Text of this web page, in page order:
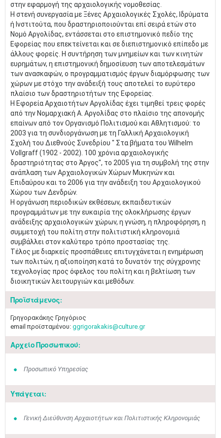
στην εφαρμογή της αρχαιολογικής νομοθεσίας.
Η στενή συνεργασία με Ξένες Αρχαιολογικές Σχολές, Ιδρύματα
ή Ινστιτούτα, που δραστηριοποιούνται επί σειρά ετών στο
Νομό Αργολίδας, εντάσσεται στο επιστημονικό πεδίο της
Εφορείας που επεκτείνεται και σε διεπιστημονικό επίπεδο με
άλλους φορείς. Η συντήρηση των μνημείων και των κινητών
ευρημάτων, η επιστημονική δημοσίευση των αποτελεσμάτων
των ανασκαφών, ο προγραμματισμός έργων διαμόρφωσης των
χώρων με στόχο την ανάδειξή τους αποτελεί το ευρύτερο
πλαίσιο των δραστηριοτήτων της Εφορείας.
Η Εφορεία Αρχαιοτήτων Αργολίδας έχει τιμηθεί τρεις φορές
από την Νομαρχιακή Α. Αργολίδας στο πλαίσιο της απονομής
επαίνων από τον Οργανισμό Πολιτισμού και Αθλητισμού: το
2003 για τη συνδιοργάνωση με τη Γαλλική Αρχαιολογική
Σχολή του Διεθνούς Συνεδρίου " Στα βήματα του Wilhelm
Vollgraff (1902 - 2002). 100 χρόνια αρχαιολογικής
δραστηριότητας στο Άργος", το 2005 για τη συμβολή της στην
ανάπλαση των Αρχαιολογικών Χώρων Μυκηνών και
Επιδαύρου και το 2006 για την ανάδειξη του Αρχαιολογικού
Χώρου των Δενδρών.
Η οργάνωση περιοδικών εκθέσεων, εκπαιδευτικών
προγραμμάτων με την ευκαιρία της ολοκλήρωσης έργων
ανάδειξης αρχαιολογικών χώρων, η γνώση, η πληροφόρηση, η
συμμετοχή του πολίτη στην πολιτιστική κληρονομιά
συμβάλλει στον καλύτερο τρόπο προστασίας της.
Τέλος με διαρκείς προσπάθειες επιτυγχάνεται η ενημέρωση
των πολιτών, η αξιοποίηση κατά το δυνατόν της σύγχρονης
τεχνολογίας προς όφελος του πολίτη και η βελτίωση των
διοικητικών λειτουργιών και μεθόδων.
Προϊστάμενος:
Γρηγορακάκης Γρηγόριος
email προϊσταμένου: ggrigorakakis@culture.gr
Αρχείο Προσωπικού:
Προσωπικό Υπηρεσίας
Υπάγεται:
Γενική Διεύθυνση Αρχαιοτήτων και Πολιτιστικής Κληρονομιάς